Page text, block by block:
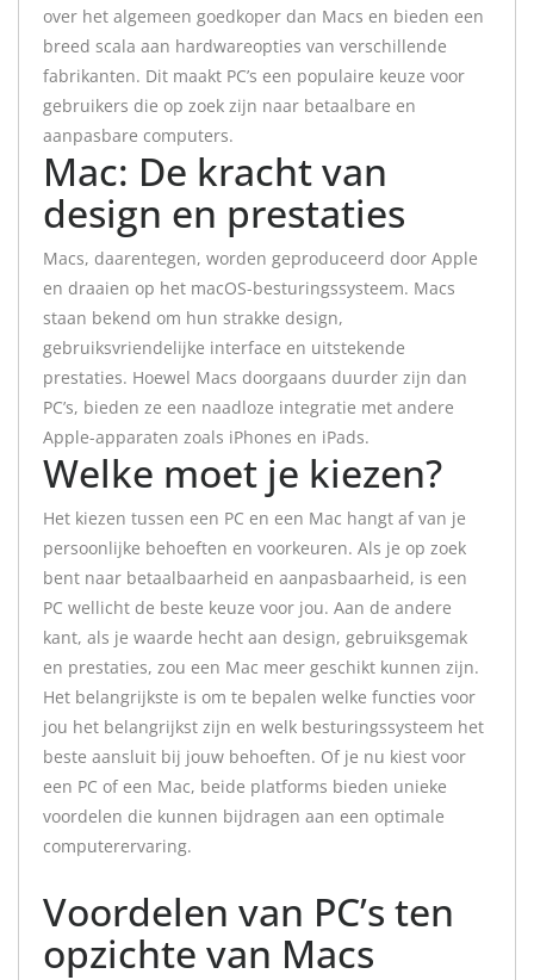
over het algemeen goedkoper dan Macs en bieden een
breed scala aan hardwareopties van verschillende
fabrikanten. Dit maakt PC’s een populaire keuze voor
gebruikers die op zoek zijn naar betaalbare en
aanpasbare computers.
Mac: De kracht van
design en prestaties
Macs, daarentegen, worden geproduceerd door Apple
en draaien op het macOS-besturingssysteem. Macs
staan bekend om hun strakke design,
gebruiksvriendelijke interface en uitstekende
prestaties. Hoewel Macs doorgaans duurder zijn dan
PC’s, bieden ze een naadloze integratie met andere
Apple-apparaten zoals iPhones en iPads.
Welke moet je kiezen?
Het kiezen tussen een PC en een Mac hangt af van je
persoonlijke behoeften en voorkeuren. Als je op zoek
bent naar betaalbaarheid en aanpasbaarheid, is een
PC wellicht de beste keuze voor jou. Aan de andere
kant, als je waarde hecht aan design, gebruiksgemak
en prestaties, zou een Mac meer geschikt kunnen zijn.
Het belangrijkste is om te bepalen welke functies voor
jou het belangrijkst zijn en welk besturingssysteem het
beste aansluit bij jouw behoeften. Of je nu kiest voor
een PC of een Mac, beide platforms bieden unieke
voordelen die kunnen bijdragen aan een optimale
computerervaring.
Voordelen van PC’s ten
opzichte van Macs